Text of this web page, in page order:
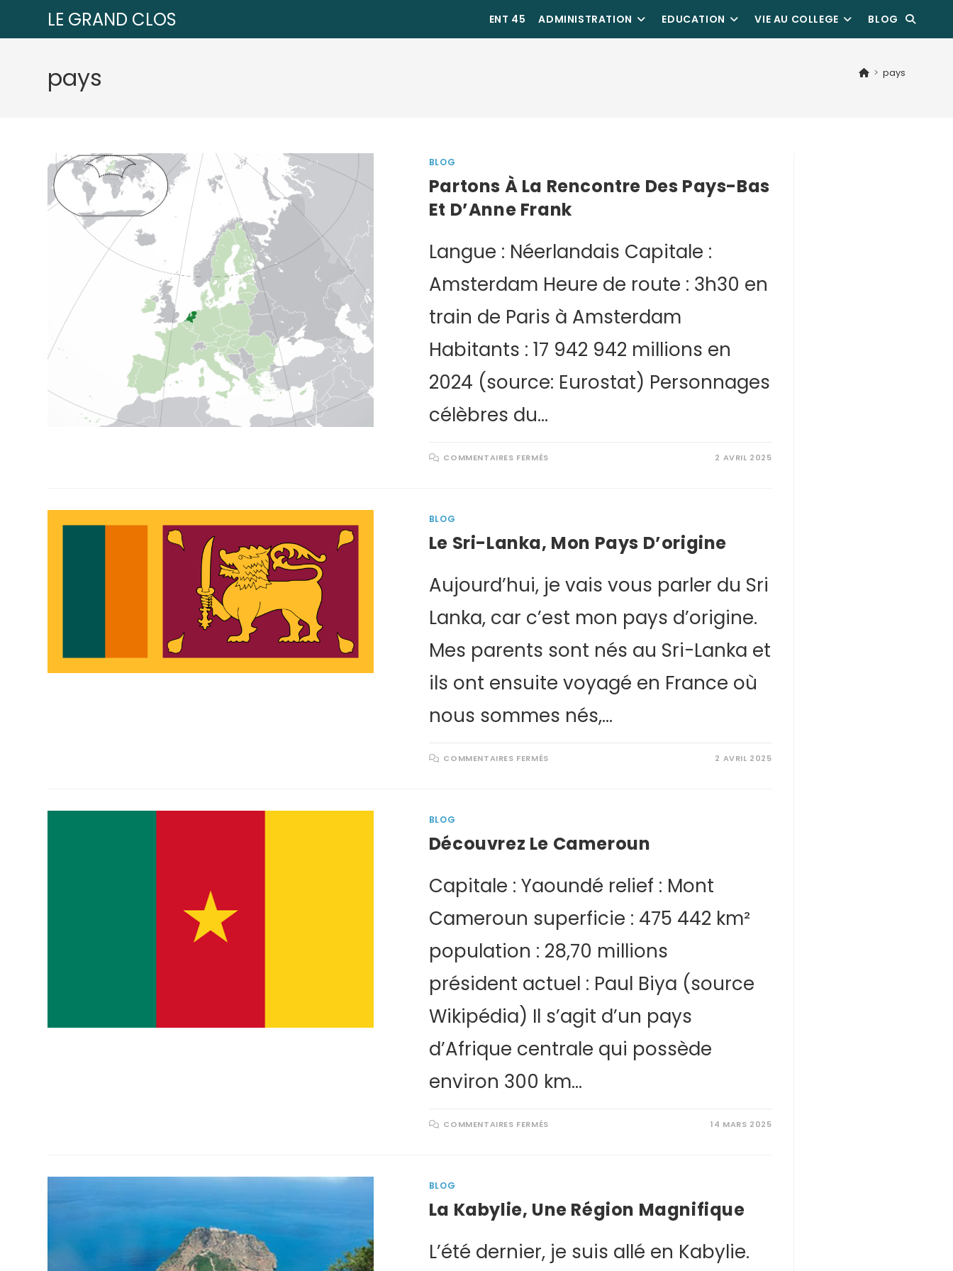
LE GRAND CLOS ENT 45 ADMINISTRATION EDUCATION VIE AU COLLEGE BLOG
pays > pays
BLOG
Partons À La Rencontre Des Pays-Bas
Et D’Anne Frank
Langue : Néerlandais Capitale :
Amsterdam Heure de route : 3h30 en
train de Paris à Amsterdam
Habitants : 17 942 942 millions en
2024 (source: Eurostat) Personnages
célèbres du…
COMMENTAIRES FERMÉS 2 AVRIL 2025
BLOG
Le Sri-Lanka, Mon Pays D’origine
Aujourd’hui, je vais vous parler du Sri
Lanka, car c’est mon pays d’origine.
Mes parents sont nés au Sri-Lanka et
ils ont ensuite voyagé en France où
nous sommes nés,…
COMMENTAIRES FERMÉS 2 AVRIL 2025
BLOG
Découvrez Le Cameroun
Capitale : Yaoundé relief : Mont
Cameroun superficie : 475 442 km²
population : 28,70 millions
président actuel : Paul Biya (source
Wikipédia) Il s’agit d’un pays
d’Afrique centrale qui possède
environ 300 km…
COMMENTAIRES FERMÉS 14 MARS 2025
BLOG
La Kabylie, Une Région Magnifique
L’été dernier, je suis allé en Kabylie.